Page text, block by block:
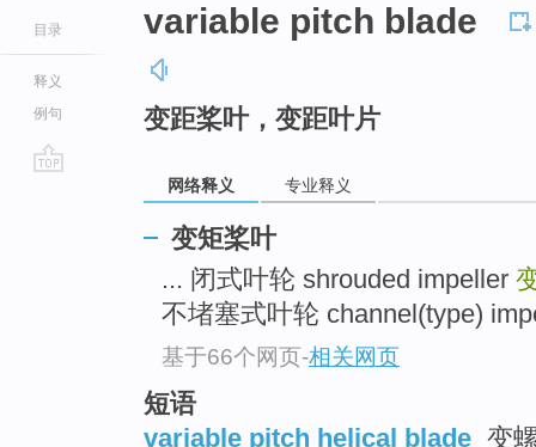
目录
释义
例句
variable pitch blade
变距桨叶，变距叶片
网络释义 专业释义
变矩桨叶
... 闭式叶轮 shrouded impeller
不堵塞式叶轮 channel(type)
基于66个网页-相关网页
短语
variable pitch helical blade 变